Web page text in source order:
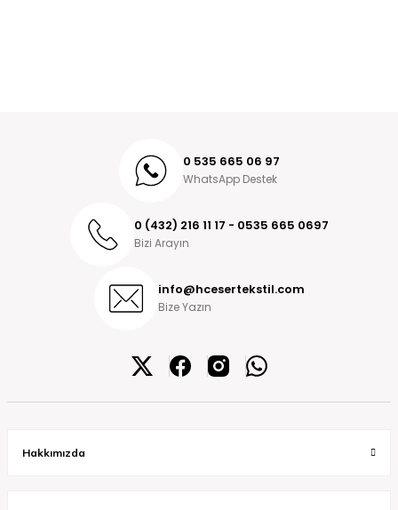
0 535 665 06 97
WhatsApp Destek
0 (432) 216 11 17 - 0535 665 0697
Bizi Arayın
info@hcesertekstil.com
Bize Yazın
Hakkımızda